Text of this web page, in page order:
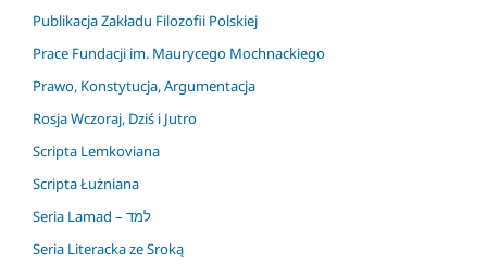
Publikacja Zakładu Filozofii Polskiej
Prace Fundacji im. Maurycego Mochnackiego
Prawo, Konstytucja, Argumentacja
Rosja Wczoraj, Dziś i Jutro
Scripta Lemkoviana
Scripta Łużniana
Seria Lamad – למד
Seria Literacka ze Sroką